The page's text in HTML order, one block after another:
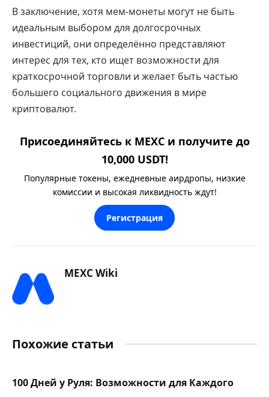
В заключение, хотя мем-монеты могут не быть
идеальным выбором для долгосрочных
инвестиций, они определённо представляют
интерес для тех, кто ищет возможности для
краткосрочной торговли и желает быть частью
большего социального движения в мире
криптовалют.
Присоединяйтесь к MEXC и получите до
10,000 USDT!
Популярные токены, ежедневные аирдропы, низкие
комиссии и высокая ликвидность ждут!
Регистрация
MEXC Wiki
Похожие статьи
100 Дней у Руля: Возможности для Каждого